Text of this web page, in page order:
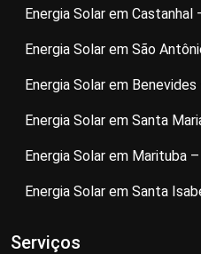
Energia Solar em Castanhal
Energia Solar em São
Energia Solar em Benevides
Energia Solar em Santa
Energia Solar em Marituba
Energia Solar em Santa
Serviços